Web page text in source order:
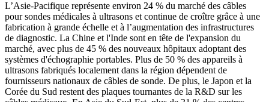
L’Asie-Pacifique représente environ 24 % du marché des câbles
pour sondes médicales à ultrasons et continue de croître grâce à une
fabrication à grande échelle et à l’augmentation des infrastructures
de diagnostic. La Chine et l'Inde sont en tête de l'expansion du
marché, avec plus de 45 % des nouveaux hôpitaux adoptant des
systèmes d'échographie portables. Plus de 50 % des appareils à
ultrasons fabriqués localement dans la région dépendent de
fournisseurs nationaux de câbles de sonde. De plus, le Japon et la
Corée du Sud restent des plaques tournantes de la R&D sur les